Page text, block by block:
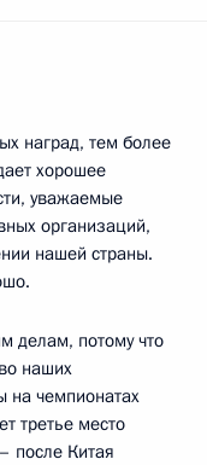
наград, тем более
хорошее
уважаемые
организаций,
нашей страны.
делам, потому что
наших
на чемпионатах
третье место
после Китая